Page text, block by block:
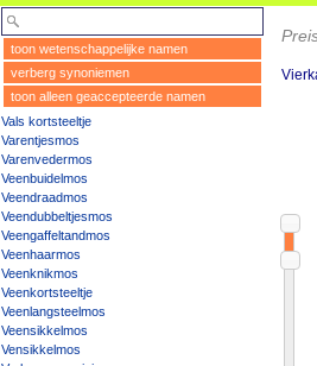
toon wetenschappelijke namen
verberg synoniemen
toon alleen geaccepteerde namen
Vals kortsteeltje
Varentjesmos
Varenvedermos
Veenbuidelmos
Veendraadmos
Veendubbeltjesmos
Veengaffeltandmos
Veenhaarmos
Veenknikmos
Veenkortsteeltje
Veenlangsteelmos
Veensikkelmos
Vensikkelmos